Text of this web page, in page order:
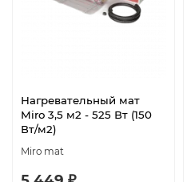
Нагревательный мат
Miro 3,5 м2 - 525 Вт (150
Вт/м2)
Miro mat